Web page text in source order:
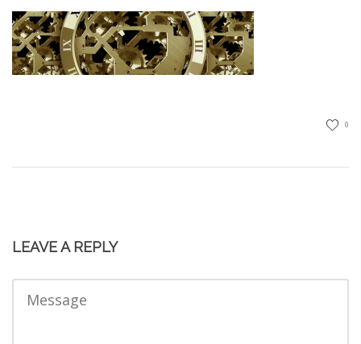
0
LEAVE A REPLY